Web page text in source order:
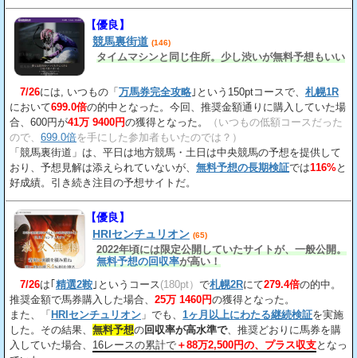
【優良】
競馬裏街道 (146)
タイムマシンと同じ住所。少し渋いが無料予想もいい
7/26には, いつもの「 万馬券完全攻略 ｣という150ptコースで、 札幌1R
において699.0倍の的中となった。今回、推奨金額通りに購入していた場
合、600円が41万 9400円の獲得となった。
（いつもの低額コースだった
ので、 699.0倍を手にした参加者もいたのでは？）
「競馬裏街道」は、平日は地方競馬・土日は中央競馬の予想を提供して
おり、予想見解は添えられていないが、 無料予想の長期検証では116%と
好成績。引き続き注目の予想サイトだ。
【優良】
HRIセンチュリオン (65)
2022年頃には限定公開していたサイトが、一般公開。
無料予想の回収率が高い！
7/26は｢ 精選2鞍 ｣というコース (180pt） で札幌2Rにて279.4倍の的中。
推奨金額で馬券購入した場合、 25万 1460円の獲得となった。
また、「 HRIセンチュリオン 」でも、 1ヶ月以上にわたる継続検証を実施
した。その結果、 無料予想の回収率が高水準で、推奨どおりに馬券を購
入していた場合、 16レースの累計で ＋88万2,500円の、プラス収支となっ